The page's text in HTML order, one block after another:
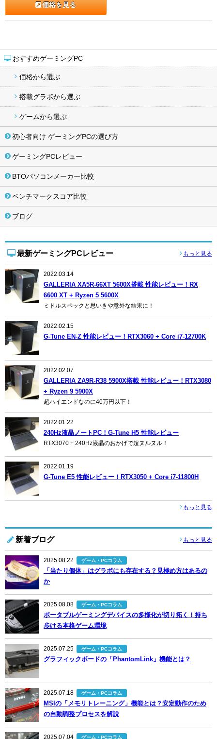
おすすめゲーミングPC
価格から選ぶ
搭載グラボから選ぶ
ゲームから選ぶ
初心者向け ゲーミングPCの選び方
ゲーミングPCレビュー
BTOパソコンメーカー比較
ベンチマークスコア比較
ブログ
最新ゲーミングPCレビュー もっと見る
2022.03.14
GALLERIA XA5R-66XT 5600X搭載 性能レビュー！RX
6600 XT + Ryzen 5 5600X
ミドルスペックと思いきや意外な結果に！
2022.02.15
G-Tune EN-Z 性能レビュー！RTX3060 + Core i7-12700K
2022.02.07
GALLERIA ZA9R-R38 5900X搭載 性能レビュー！RTX3080
+ Ryzen 9 5900X
超ハイエンドなのに40万円以下！
2022.01.22
240Hz液晶ノートPC！G-Tune H5 性能レビュー
RTX3070 + 240Hz液晶のおかげで超ヌルヌル！
2022.01.19
G-Tune E5 性能レビュー！RTX3050 + Core i7-11800H
もっと見る
新着ブログ もっと見る
2025.08.22 ゲーム・PCコラム
「当たり個体」はグラボにも存在する？見極め方はあるの
か
2025.08.08 ゲーム・PCコラム
ポータブルゲーミングデバイスの多様化が切り拓く！持ち
歩ける本格ゲーム環境
2025.07.25 ゲーム・PCコラム
グラフィックボードの「PhantomLink」機能とは？
2025.07.18 ゲーム・PCコラム
MSIの「メモリトレーニング」機能とは？安定動作のため
の自動調整プロセスを解説
2025.07.04 ゲーム・PCコラム
価格を見る